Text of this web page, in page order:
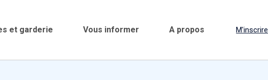
et garderie Vous informer A propos M'inscrire